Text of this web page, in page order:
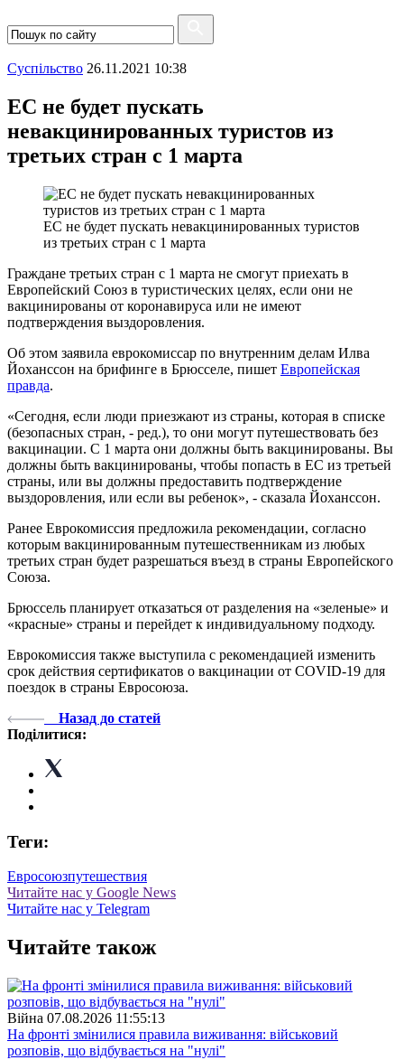
Суспiльство 26.11.2021 10:38
ЕС не будет пускать
невакцинированных туристов из
третьих стран с 1 марта
ЕС не будет пускать невакцинированных туристов
из третьих стран с 1 марта
Граждане третьих стран с 1 марта не смогут приехать в
Европейский Союз в туристических целях, если они не
вакцинированы от коронавируса или не имеют
подтверждения выздоровления.
Об этом заявила еврокомиссар по внутренним делам Илва
Йоханссон на брифинге в Брюсселе, пишет Европейская
правда.
«Сегодня, если люди приезжают из страны, которая в списке
(безопасных стран, - ред.), то они могут путешествовать без
вакцинации. С 1 марта они должны быть вакцинированы. Вы
должны быть вакцинированы, чтобы попасть в ЕС из третьей
страны, или вы должны предоставить подтверждение
выздоровления, или если вы ребенок», - сказала Йоханссон.
Ранее Еврокомиссия предложила рекомендации, согласно
которым вакцинированным путешественникам из любых
третьих стран будет разрешаться въезд в страны Европейского
Союза.
Брюссель планирует отказаться от разделения на «зеленые» и
«красные» страны и перейдет к индивидуальному подходу.
Еврокомиссия также выступила с рекомендацией изменить
срок действия сертификатов о вакцинации от COVID-19 для
поездок в страны Евросоюза.
Назад до статей
Поділитися:
Теги:
Евросоюзпутешествия
Читайте нас у Google News
Читайте нас у Telegram
Читайте також
Війна 07.08.2026 11:55:13
На фронті змінилися правила виживання: військовий
розповів, що відбувається на "нулі"